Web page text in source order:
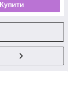
Купити